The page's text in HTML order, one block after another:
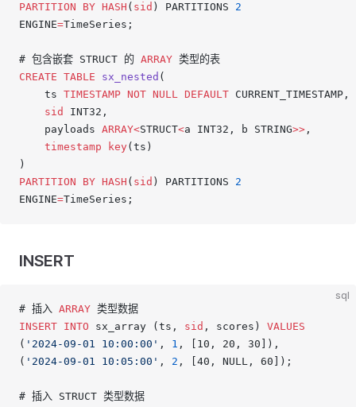
PARTITION BY HASH ( sid ) PARTITIONS 2
ENGINE=TimeSeries;
# 包含嵌套 STRUCT 的 ARRAY 类型的表
CREATE TABLE sx_nested (
    ts
TIMESTAMP NOT NULL DEFAULT CURRENT_TIMESTAMP,
    sid
INT32,
    payloads
ARRAY<STRUCT<a INT32, b STRING>> ,
    timestamp
key(ts)
)
PARTITION BY HASH ( sid ) PARTITIONS 2
ENGINE=TimeSeries;
INSERT
sql
# 插入 ARRAY 类型数据
INSERT INTO sx_array (ts, sid , scores) VALUES
( '2024-09-01 10:00:00' , 1 , [10, 20, 30]),
( '2024-09-01 10:05:00' , 2 , [40, NULL, 60]);
# 插入 STRUCT 类型数据